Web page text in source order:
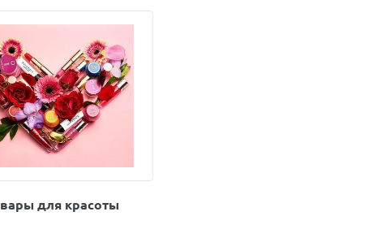
для красоты